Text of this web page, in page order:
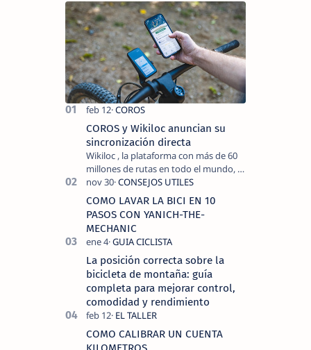
COROS y Wikiloc anuncian su
sincronización directa
Wikiloc , la plataforma con más de 60
millones de rutas en todo el mundo, y
COROS , marca de dispositivos GPS
reconocida mundialmente por su
tecnolo…
COMO LAVAR LA BICI EN 10
PASOS CON YANICH-THE-
MECHANIC
La posición correcta sobre la
bicicleta de montaña: guía
completa para mejorar control,
comodidad y rendimiento
COMO CALIBRAR UN CUENTA